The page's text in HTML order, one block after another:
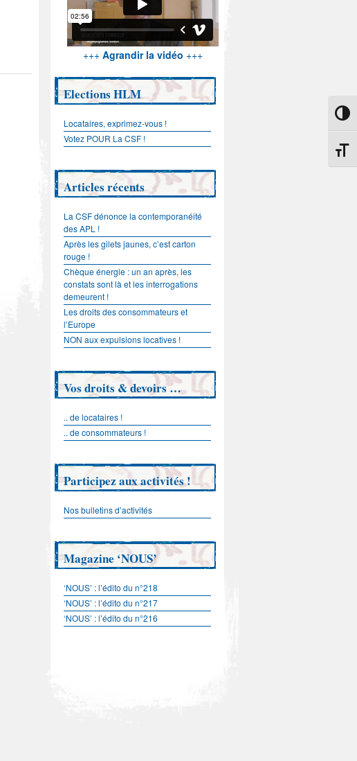
+++ Agrandir la vidéo +++
Elections HLM
Locataires, exprimez-vous !
Votez POUR La CSF !
Articles récents
La CSF dénonce la contemporanéité
des APL !
Après les gilets jaunes, c’est carton
rouge !
Chèque énergie : un an après, les
constats sont là et les interrogations
demeurent !
Les droits des consommateurs et
l’Europe
NON aux expulsions locatives !
Vos droits & devoirs …
.. de locataires !
.. de consommateurs !
Participez aux activités !
Nos bulletins d’activités
Magazine ‘NOUS’
‘NOUS’ : l’édito du n°218
‘NOUS’ : l’édito du n°217
‘NOUS’ : l’édito du n°216